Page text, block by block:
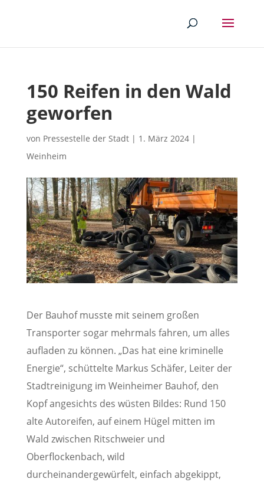
150 Reifen in den Wald
geworfen
von Pressestelle der Stadt| 1. März 2024|
Weinheim
Der Bauhof musste mit seinem großen
Transporter sogar mehrmals fahren, um alles
aufladen zu können. „Das hat eine kriminelle
Energie“, schüttelte Markus Schäfer, Leiter der
Stadtreinigung im Weinheimer Bauhof, den
Kopf angesichts des wüsten Bildes: Rund 150
alte Autoreifen, auf einem Hügel mitten im
Wald zwischen Ritschweier und
Oberflockenbach, wild
durcheinandergewürfelt, einfach abgekippt,